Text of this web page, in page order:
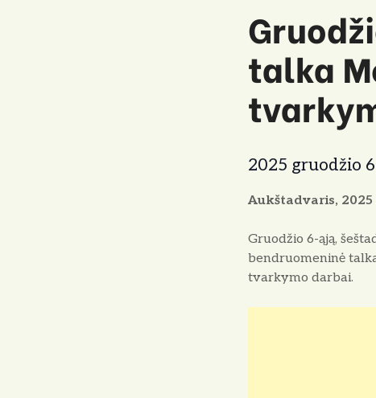
talka
2025 gruodžio 6
Aukštadvaris, 2025
Gruodžio 6-ąją,
bendruomeninė
tvarkymo darbai.